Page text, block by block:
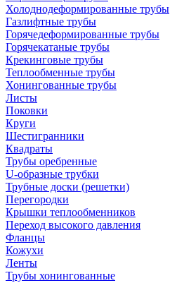
Холоднодеформированные трубы
Газлифтные трубы
Горячедеформированные трубы
Горячекатаные трубы
Крекинговые трубы
Теплообменные трубы
Хонингованные трубы
Листы
Поковки
Круги
Шестигранники
Квадраты
Трубы оребренные
U-образные трубки
Трубные доски (решетки)
Перегородки
Крышки теплообменников
Переход высокого давления
Фланцы
Кожухи
Ленты
Трубы хонингованные